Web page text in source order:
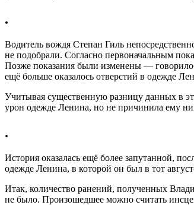
.
Водитель вождя Степан Гиль
не подобрали. Согласно первоначальным
Позже показания были изменены —
ещё больше оказалось отверстий в одежде
Учитывая существенную разницу данных в
урон одежде Ленина, но не причинила ему
.
История оказалась ещё более запутанной,
одежде Ленина, в которой он был в тот
Итак, количество ранений, полученных
не было. Произошедшее можно считать